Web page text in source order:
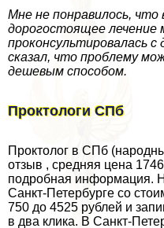
Мне не понравилось, что
дорогостоящее
проконсультировалась
сказал, что проблему
дешевым способом.
Проктологи СПб
Проктолог в СПб
отзыв , средняя цена
подробная информация.
Санкт-Петербурге со
750 до 4525 рублей и
в два клика. В Санкт-